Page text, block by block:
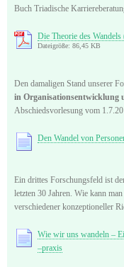
Buch Triadische
Die Theorie des
Dateigröße: 86,45 KB
Den damaligen Stand unserer
in Organisationsentwicklung
Abschiedsvorlesung vom
Den Wandel von
Ein drittes Forschungsfeld ist
letzten 30 Jahren. Wie kann
verschiedener konzeptioneller
Wie wir uns wandeln –
–praxis